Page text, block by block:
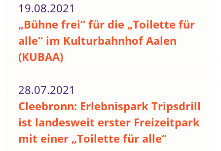
19.08.2021
„Bühne frei“ für die „Toilette für
alle“ im Kulturbahnhof Aalen
(KUBAA)
28.07.2021
Cleebronn: Erlebnispark Tripsdrill
ist landesweit erster Freizeitpark
mit einer „Toilette für alle“